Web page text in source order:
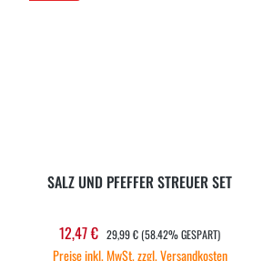
SALZ UND PFEFFER STREUER SET
Verkaufspreis:
12,47 € REGULÄRER PREIS:
29,99 €(58.42% GESPART)
Preise inkl. MwSt. zzgl. Versandkosten